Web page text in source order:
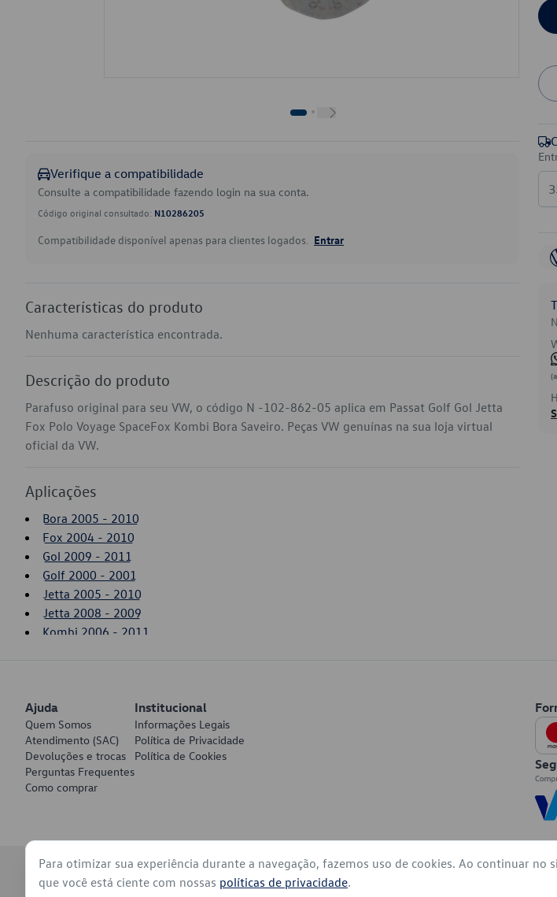
Verifique a compatibilidade
Consulte a compatibilidade fazendo login na sua conta.
Código original consultado: N10286205
Compatibilidade disponível apenas para clientes logados. Entrar
Características do produto
Nenhuma característica encontrada.
Descrição do produto
Parafuso original para seu VW, o código N -102-862-05 aplica em Passat Golf Gol Jetta
Fox Polo Voyage SpaceFox Kombi Bora Saveiro. Peças VW genuínas na sua loja virtual
oficial da VW.
Aplicações
Bora 2005 - 2010
Fox 2004 - 2010
Gol 2009 - 2011
Golf 2000 - 2001
Jetta 2005 - 2010
Jetta 2008 - 2009
Kombi 2006 - 2011
SpaceFox 2006 - 2010
Voyage 2009 - 2011
Ajuda
Quem Somos
Atendimento (SAC)
Devoluções e trocas
Perguntas Frequentes
Como comprar
Institucional
Informações Legais
Política de Privacidade
Política de Cookies
© 2026 - Volkswagen do Brasil - Todos os direitos reservados
Para otimizar sua experiência durante a navegação, fazemos uso de cookies. Ao continuar no
que você está ciente com nossas políticas de privacidade.